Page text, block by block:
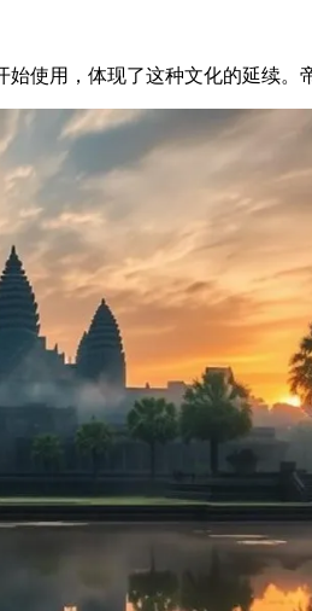
使用，体现了这种文化的延续。